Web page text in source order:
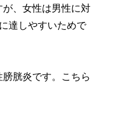
、女性は男性に対
達しやすいためで
胱炎です。こちら